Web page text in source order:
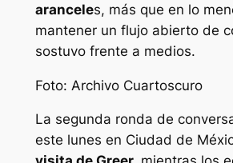
aranceles, más que en lo
mantener un flujo abierto de
sostuvo frente a medios.
Foto: Archivo Cuartoscuro
La segunda ronda de
este lunes en Ciudad de